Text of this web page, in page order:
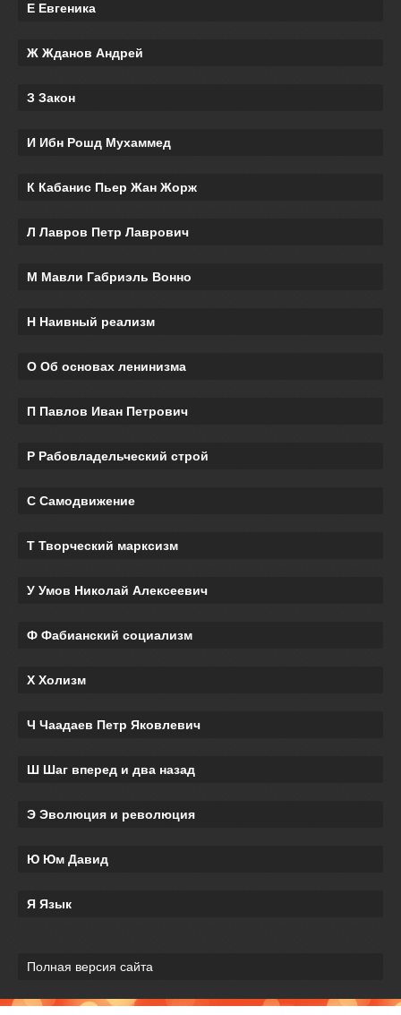
Е Евгеника
Ж Жданов Андрей
З Закон
И Ибн Рошд Мухаммед
К Кабанис Пьер Жан Жорж
Л Лавров Петр Лаврович
М Мавли Габриэль Вонно
Н Наивный реализм
О Об основах ленинизма
П Павлов Иван Петрович
Р Рабовладельческий строй
С Самодвижение
Т Творческий марксизм
У Умов Николай Алексеевич
Ф Фабианский социализм
Х Холизм
Ч Чаадаев Петр Яковлевич
Ш Шаг вперед и два назад
Э Эволюция и революция
Ю Юм Давид
Я Язык
Полная версия сайта